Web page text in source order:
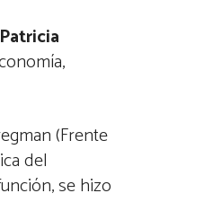
(Frente
del
se hizo